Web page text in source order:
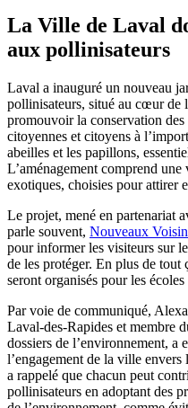
La Ville de Laval
aux pollinisateurs
Laval a inauguré un nouveau
pollinisateurs, situé au cœur de
promouvoir la conservation des
citoyennes et citoyens à
abeilles et les papillons,
L’aménagement comprend
exotiques, choisies pour attirer
Le projet, mené en partenariat
parle souvent, Nouveaux
pour informer les visiteurs sur
de les protéger. En plus de tout
seront organisés pour les
Par voie de communiqué,
Laval-des-Rapides et membre
dossiers de l’environnement, a
l’engagement de la ville
a rappelé que chacun peut
pollinisateurs en adoptant des